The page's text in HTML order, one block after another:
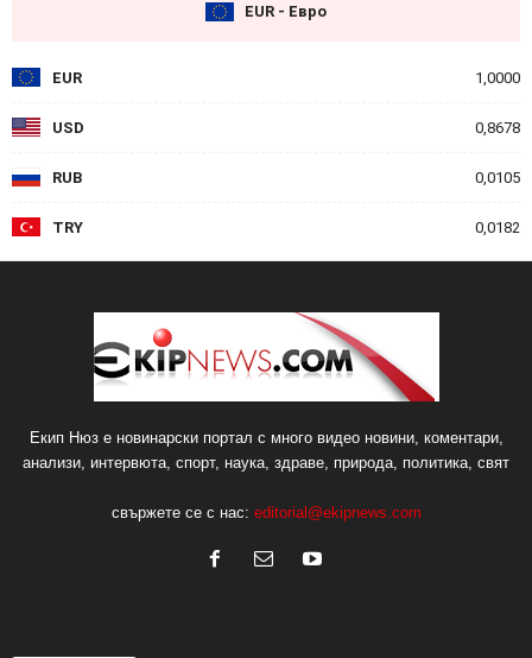
EUR - Евро
EUR 1,0000
USD 0,8678
RUB 0,0105
TRY 0,0182
Екип Нюз е новинарски портал с много видео новини, коментари,
анализи, интервюта, спорт, наука, здраве, природа, политика, свят
свържете се с нас: editorial@ekipnews.com